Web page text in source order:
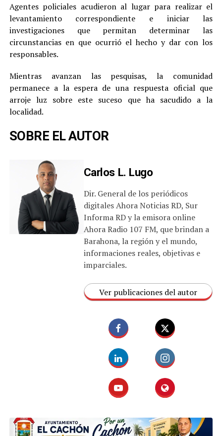
Agentes policiales acudieron al lugar para realizar el
levantamiento correspondiente e iniciar las
investigaciones que permitan determinar las
circunstancias en que ocurrió el hecho y dar con los
responsables.
Mientras avanzan las pesquisas, la comunidad
permanece a la espera de una respuesta oficial que
arroje luz sobre este suceso que ha sacudido a la
localidad.
SOBRE EL AUTOR
Carlos L. Lugo
Dir. General de los periódicos
digitales Ahora Noticias RD, Sur
Informa RD y la emisora online
Ahora Radio 107 FM, que brindan a
Barahona, la región y el mundo,
informaciones reales, objetivas e
imparciales.
Ver publicaciones del autor